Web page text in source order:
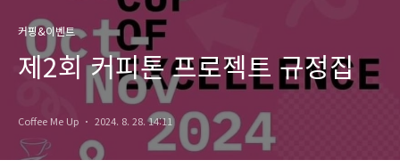
커핑&이벤트
제2회 커피톤 프로젝트 규정집
Coffee Me Up 2024. 8. 28. 14:11